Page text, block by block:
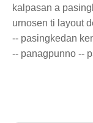
kalpasan a
urnosen ti layout
-- pasingkedan
-- panagpunno --